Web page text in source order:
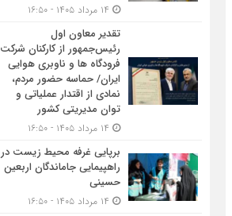
تقدیر معاون اول
رئیس‌جمهور از کارکنان شرکت
فرودگاه ها و ناوبری هوایی
ایران/ حماسه حضور مردم،
نمادی از اقتدار عملیاتی و
توان مدیریتی کشور
برپایی غرفه محیط زیست در
راهپیمایی جاماندگان اربعین
حسینی